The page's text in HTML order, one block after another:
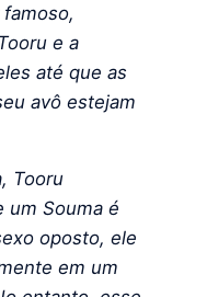
e a
até que as
avô estejam
Tooru
um Souma é
oposto, ele
em um